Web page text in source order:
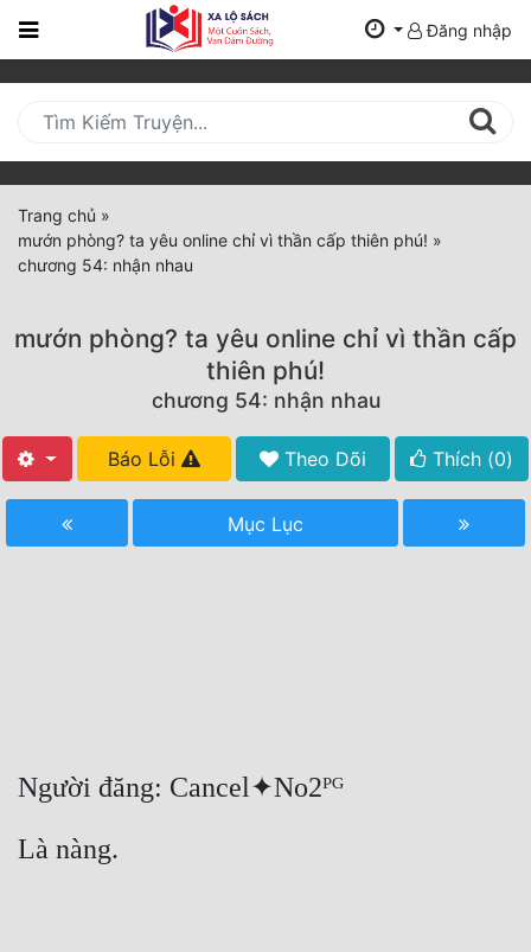
Trang
Mới
Cập
Nhật
(current)
BXH
Truyện Mới Ra
Hoàn Thành
Truyện ngắn
Xa Lộ Dịch
Đăng nhập
Trang chủ »
mướn phòng? ta yêu online chỉ vì thần cấp thiên phú! »
chương 54: nhận nhau
mướn phòng? ta yêu online chỉ vì thần cấp
thiên phú!
chương 54: nhận nhau
Báo Lỗi Theo Dõi Thích (0)
Mục Lục
Người đăng: Cancel✦No2ᴾᴳ
Là nàng.